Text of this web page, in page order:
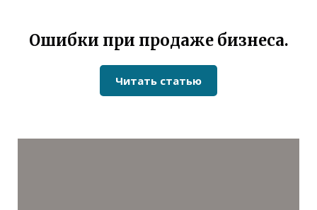
Ошибки при продаже бизнеса.
Читать статью